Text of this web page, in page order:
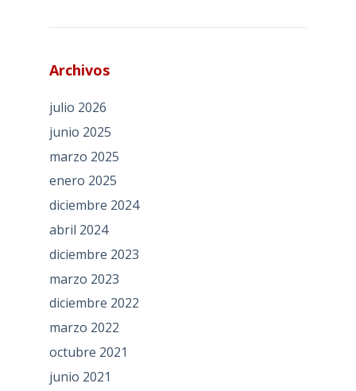
Archivos
julio 2026
junio 2025
marzo 2025
enero 2025
diciembre 2024
abril 2024
diciembre 2023
marzo 2023
diciembre 2022
marzo 2022
octubre 2021
junio 2021